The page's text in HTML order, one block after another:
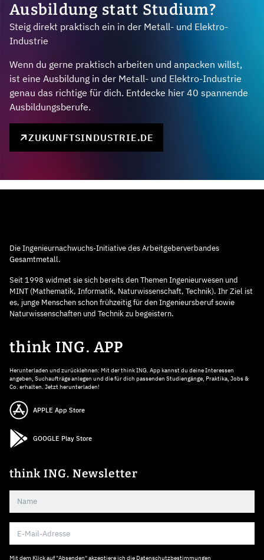
Ausbildung statt Studium?
Steig direkt praktisch ein in der Metall- und Elektro-
Industrie
Wenn du gerne praktisch arbeiten und anpacken willst,
ist eine Ausbildung in der Metall- und Elektro-Industrie
genau das richtige für dich. Entdecke hier 40 spannende
Ausbildungsberufe.
ZUKUNFTSINDUSTRIE.DE
Die Ingenieurnachwuchs-Initiative des Arbeitgeberverbandes
Gesamtmetall.
Seit 1998 widmet sie sich bereits den Themen Ingenieurwesen und
MINT (Mathematik, Informatik, Naturwissenschaft, Technik). Ihr Ziel ist
es, junge Menschen schon frühzeitig für den Ingenieursberuf sowie
Naturwissenschaften und Technik zu begeistern.
think ING. APP
Herunterladen und zurücklehnen: Mit der think ING. App kannst du deine Interessen
angeben, Suchaufträge anlegen und die für dich passenden Studiengänge, Praktika, Jobs &
Co. erhalten. Jetzt herunterladen!
APPLE App Store
GOOGLE Play Store
think ING. Newsletter
Mit dem Klick auf "Absenden" akzeptiere ich die Datenschutzbestimmungen